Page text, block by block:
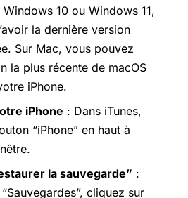
10 ou Windows 11,
la dernière version
Sur Mac, vous pouvez
la plus récente de macOS
iPhone.
iPhone : Dans iTunes,
“iPhone” en haut à
la sauvegarde” :
cliquez sur